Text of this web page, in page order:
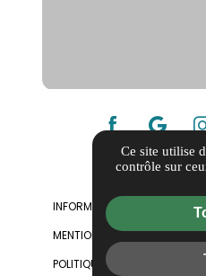
INFORMATIONS
MENTIONS LÉGALES
POLITIQUE DE
Ce site utilise
contrôle sur